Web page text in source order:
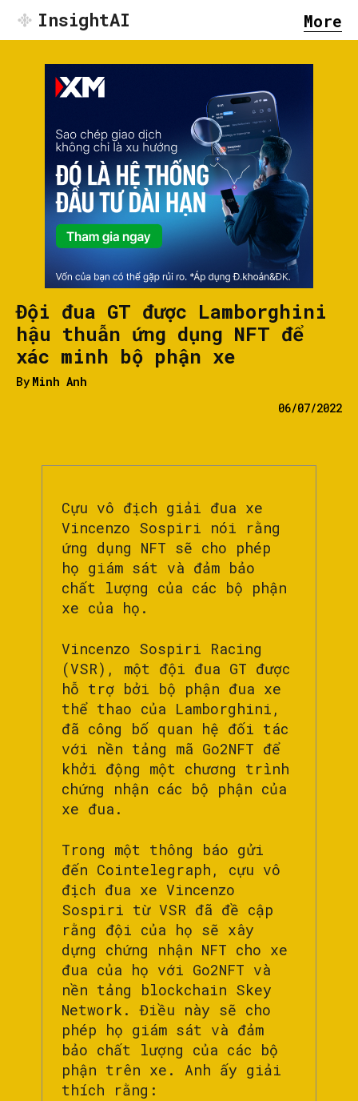
InsightAI More
Đội đua GT được Lamborghini
hậu thuẫn ứng dụng NFT để
xác minh bộ phận xe
By Minh Anh
06/07/2022
Cựu vô địch giải đua xe
Vincenzo Sospiri nói rằng
ứng dụng NFT sẽ cho phép
họ giám sát và đảm bảo
chất lượng của các bộ phận
xe của họ.
Vincenzo Sospiri Racing
(VSR), một đội đua GT được
hỗ trợ bởi bộ phận đua xe
thể thao của Lamborghini,
đã công bố quan hệ đối tác
với nền tảng mã Go2NFT để
khởi động một chương trình
chứng nhận các bộ phận của
xe đua.
Trong một thông báo gửi
đến Cointelegraph, cựu vô
địch đua xe Vincenzo
Sospiri từ VSR đã đề cập
rằng đội của họ sẽ xây
dựng chứng nhận NFT cho xe
đua của họ với Go2NFT và
nền tảng blockchain Skey
Network. Điều này sẽ cho
phép họ giám sát và đảm
bảo chất lượng của các bộ
phận trên xe. Anh ấy giải
thích rằng: